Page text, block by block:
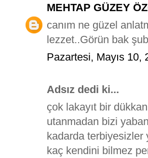
MEHTAP GÜZEY
canım ne güzel
lezzet..Görün bak
Pazartesi, Mayıs 10,
Adsız dedi ki...
çok lakayıt bir
utanmadan bizi
kadarda terbiyesizler
kaç kendini bilmez